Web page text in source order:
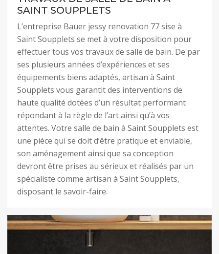
SAINT SOUPPLETS
L’entreprise Bauer jessy renovation 77 sise à
Saint Soupplets se met à votre disposition pour
effectuer tous vos travaux de salle de bain. De par
ses plusieurs années d’expériences et ses
équipements biens adaptés, artisan à Saint
Soupplets vous garantit des interventions de
haute qualité dotées d’un résultat performant
répondant à la règle de l’art ainsi qu’à vos
attentes. Votre salle de bain à Saint Soupplets est
une pièce qui se doit d’être pratique et enviable,
son aménagement ainsi que sa conception
devront être prises au sérieux et réalisés par un
spécialiste comme artisan à Saint Soupplets,
disposant le savoir-faire.